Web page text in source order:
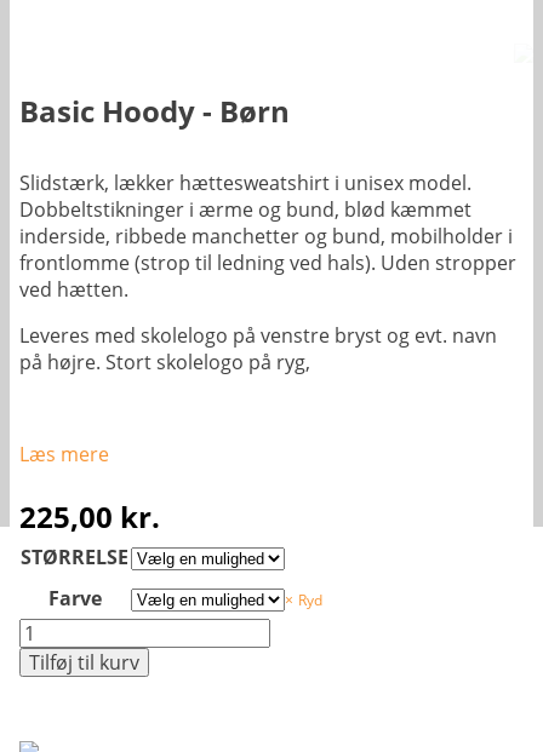
Basic Hoody - Børn
Slidstærk, lækker hættesweatshirt i unisex model.
Dobbeltstikninger i ærme og bund, blød kæmmet
inderside, ribbede manchetter og bund, mobilholder i
frontlomme (strop til ledning ved hals). Uden stropper
ved hætten.
Leveres med skolelogo på venstre bryst og evt. navn
på højre. Stort skolelogo på ryg,
Læs mere
225,00 kr.
STØRRELSE
Farve
Ryd
Basic
Hoody
-
antal
Tilføj til kurv